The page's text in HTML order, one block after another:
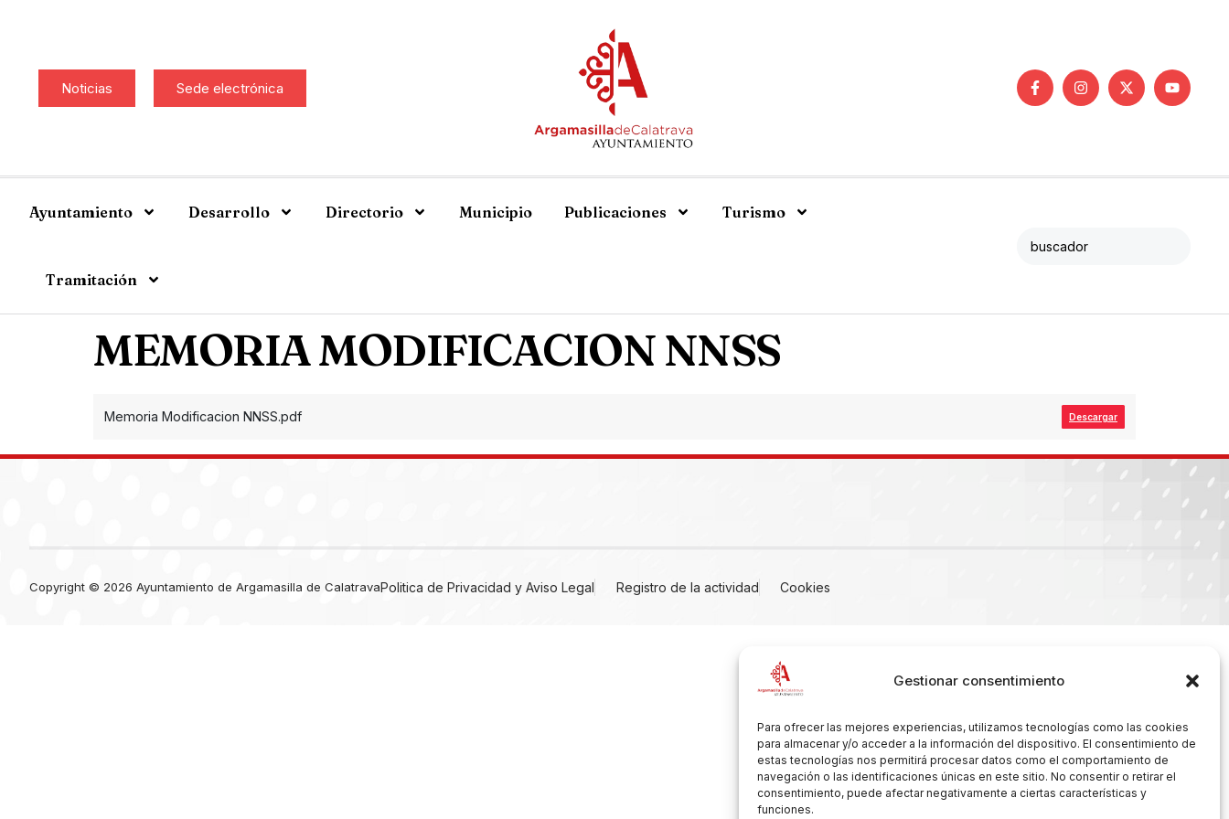
Gestionar consentimiento
Para ofrecer las mejores experiencias, utilizamos tecnologías como las cookies
para almacenar y/o acceder a la información del dispositivo. El consentimiento de
estas tecnologías nos permitirá procesar datos como el comportamiento de
navegación o las identificaciones únicas en este sitio. No consentir o retirar el
consentimiento, puede afectar negativamente a ciertas características y
funciones.
Noticias Sede electrónica
Ayuntamiento Desarrollo Directorio Municipio Publicaciones Turismo
Tramitación
MEMORIA MODIFICACION NNSS
Memoria Modificacion NNSS.pdf Descargar
Copyright © 2026 Ayuntamiento de Argamasilla de CalatravaPolitica de Privacidad y Aviso Legal Registro de la actividad Cookies